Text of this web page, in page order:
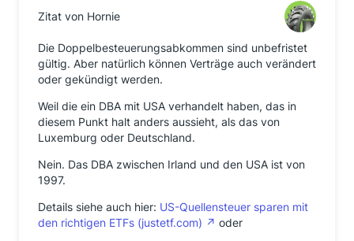
Zitat von Hornie
Die Doppelbesteuerungsabkommen sind unbefristet
gültig. Aber natürlich können Verträge auch verändert
oder gekündigt werden.
Weil die ein DBA mit USA verhandelt haben, das in
diesem Punkt halt anders aussieht, als das von
Luxemburg oder Deutschland.
Nein. Das DBA zwischen Irland und den USA ist von
1997.
Details siehe auch hier: US-Quellensteuer sparen mit
den richtigen ETFs (justetf.com)
oder